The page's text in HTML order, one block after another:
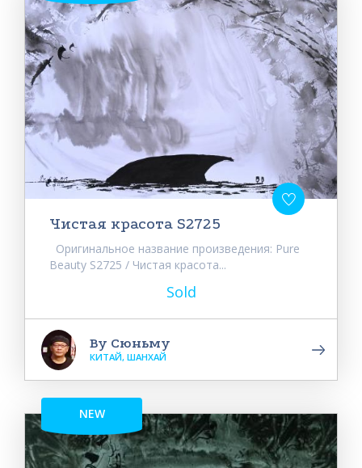
Чистая красота S2725
Оригинальное название произведения: Pure
Beauty S2725 / Чистая красота...
Sold
Ву Сюньму
КИТАЙ, ШАНХАЙ
NEW